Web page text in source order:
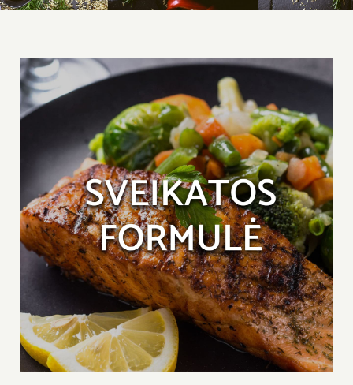
Savaitės meniu
Skaičiuoklė
Naujienos
D.U.K
Sąlygos ir taisyklės
Kontaktai